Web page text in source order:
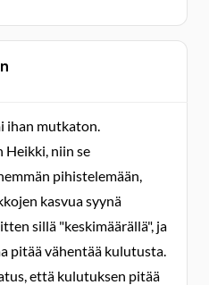
ihan mutkaton.
Heikki, niin se
pihistelemään,
kasvua syynä
sillä "keskimäärällä", ja
pitää vähentää kulutusta.
että kulutuksen pitää